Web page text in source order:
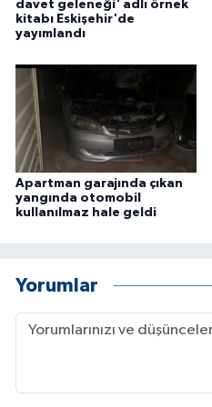
davet geleneği' adlı örnek
kitabı Eskişehir'de
yayımlandı
Apartman garajında çıkan
yangında otomobil
kullanılmaz hale geldi
Yorumlar